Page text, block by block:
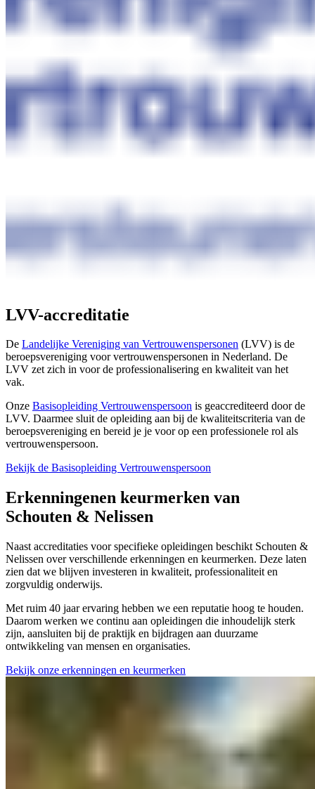
LVV-accreditatie
De Landelijke Vereniging van Vertrouwenspersonen (LVV) is de
beroepsvereniging voor vertrouwenspersonen in Nederland. De
LVV zet zich in voor de professionalisering en kwaliteit van het
vak.
Onze Basisopleiding Vertrouwenspersoon is geaccrediteerd door de
LVV. Daarmee sluit de opleiding aan bij de kwaliteitscriteria van de
beroepsvereniging en bereid je je voor op een professionele rol als
vertrouwenspersoon.
Bekijk de Basisopleiding Vertrouwenspersoon
Erkenningenen keurmerken van
Schouten & Nelissen
Naast accreditaties voor specifieke opleidingen beschikt Schouten &
Nelissen over verschillende erkenningen en keurmerken. Deze laten
zien dat we blijven investeren in kwaliteit, professionaliteit en
zorgvuldig onderwijs.
Met ruim 40 jaar ervaring hebben we een reputatie hoog te houden.
Daarom werken we continu aan opleidingen die inhoudelijk sterk
zijn, aansluiten bij de praktijk en bijdragen aan duurzame
ontwikkeling van mensen en organisaties.
Bekijk onze erkenningen en keurmerken